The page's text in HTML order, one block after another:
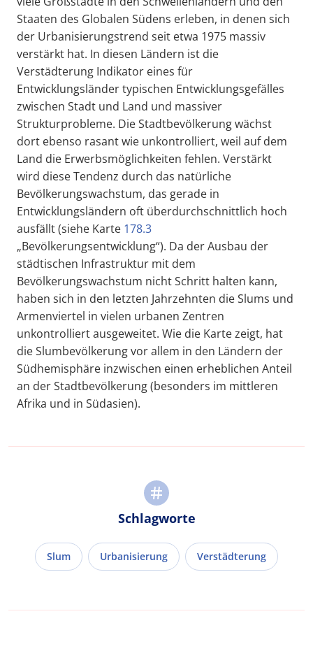
Staaten des Globalen Südens erleben, in denen sich
der Urbanisierungstrend seit etwa 1975 massiv
verstärkt hat. In diesen Ländern ist die
Verstädterung Indikator eines für
Entwicklungsländer typischen Entwicklungsgefälles
zwischen Stadt und Land und massiver
Strukturprobleme. Die Stadtbevölkerung wächst
dort ebenso rasant wie unkontrolliert, weil auf dem
Land die Erwerbsmöglichkeiten fehlen. Verstärkt
wird diese Tendenz durch das natürliche
Bevölkerungswachstum, das gerade in
Entwicklungsländern oft überdurchschnittlich hoch
ausfällt (siehe Karte 178.3
„Bevölkerungsentwicklung“). Da der Ausbau der
städtischen Infrastruktur mit dem
Bevölkerungswachstum nicht Schritt halten kann,
haben sich in den letzten Jahrzehnten die Slums und
Armenviertel in vielen urbanen Zentren
unkontrolliert ausgeweitet. Wie die Karte zeigt, hat
die Slumbevölkerung vor allem in den Ländern der
Südhemisphäre inzwischen einen erheblichen Anteil
an der Stadtbevölkerung (besonders im mittleren
Afrika und in Südasien).
Schlagworte
Slum Urbanisierung Verstädterung